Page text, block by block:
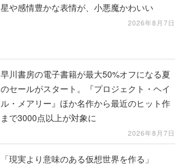
星や感情豊かな表情が、小悪魔かわいい
2026年8月7日
早川書房の電子書籍が最大50%オフになる夏
のセールがスタート。『プロジェクト・ヘイ
ル・メアリー』ほか名作から最近のヒット作
まで3000点以上が対象に
2026年8月7日
「現実より意味のある仮想世界を作る」